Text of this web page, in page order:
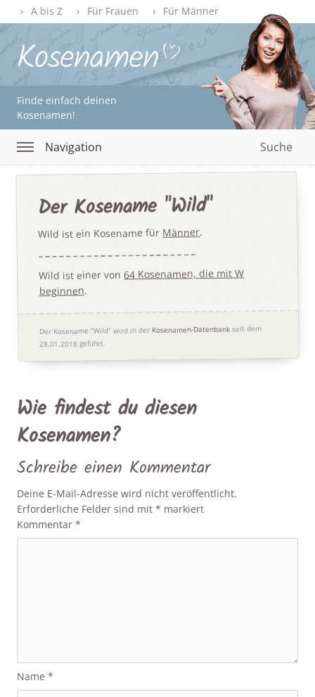
A bis Z Für Frauen Für Männer
Finde einfach deinen
Kosenamen!
Navigation Suche
Der Kosename "Wild"
Wild ist ein Kosename für Männer.
Wild ist einer von64 Kosenamen, die mit W
beginnen.
Der Kosename "Wild" wird in der Kosenamen-Datenbank seit dem
28.01.2018 geführt.
Wie findest du diesen
Kosenamen?
Schreibe einen Kommentar
Deine E-Mail-Adresse wird nicht veröffentlicht.
Erforderliche Felder sind mit* markiert
Kommentar*
Name*